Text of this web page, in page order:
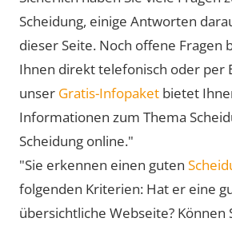
Scheidung, einige Antworten
dieser Seite. Noch offene Fragen
Ihnen direkt telefonisch oder per
unser Gratis-Infopaket bietet
Informationen zum Thema
Scheidung online."
"Sie erkennen einen guten
folgenden Kriterien: Hat er eine
übersichtliche Webseite? Können